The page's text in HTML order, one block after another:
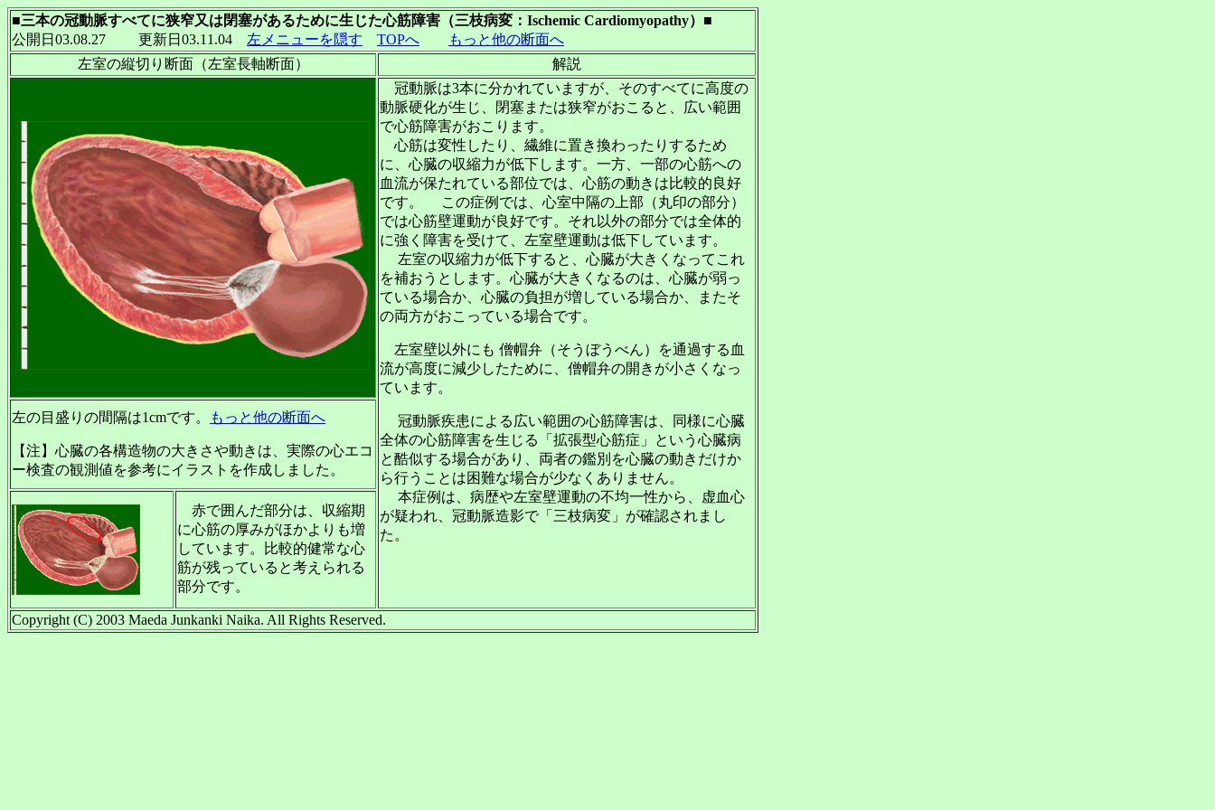
■三本の冠動脈すべてに狭窄又は閉塞があるために生じた心筋障害（三枝病変：Ischemic Cardiomyopathy）■
公開日03.08.27 更新日03.11.04 左メニューを隠す TOPへ
もっと他の断面へ
左室の縦切り断面（左室長軸断面）
解説
冠動脈は3本に分かれていますが、そのすべてに高度の
動脈硬化が生じ、閉塞または狭窄がおこると、広い範囲
で心筋障害がおこります。
心筋は変性したり、繊維に置き換わったりするため
に、心臓の収縮力が低下します。一方、一部の心筋への
血流が保たれている部位では、心筋の動きは比較的良好
です。 この症例では、心室中隔の上部（丸印の部分）
では心筋壁運動が良好です。それ以外の部分では全体的
に強く障害を受けて、左室壁運動は低下しています。
左室の収縮力が低下すると、心臓が大きくなってこれ
を補おうとします。心臓が大きくなるのは、心臓が弱っ
ている場合か、心臓の負担が増している場合か、またそ
の両方がおこっている場合です。
左室壁以外にも 僧帽弁（そうぼうべん）を通過する血
流が高度に減少したために、僧帽弁の開きが小さくなっ
ています。
冠動脈疾患による広い範囲の心筋障害は、同様に心臓
全体の心筋障害を生じる「拡張型心筋症」という心臓病
と酷似する場合があり、両者の鑑別を心臓の動きだけか
ら行うことは困難な場合が少なくありません。
本症例は、病歴や左室壁運動の不均一性から、虚血心
が疑われ、冠動脈造影で「三枝病変」が確認されまし
た。
左の目盛りの間隔は1cmです。 もっと他の断面へ
【注】心臓の各構造物の大きさや動きは、実際の心エコ
ー検査の観測値を参考にイラストを作成しました。
赤で囲んだ部分は、収縮期
に心筋の厚みがほかよりも増
しています。比較的健常な心
筋が残っていると考えられる
部分です。
Copyright (C) 2003 Maeda Junkanki Naika. All Rights Reserved.